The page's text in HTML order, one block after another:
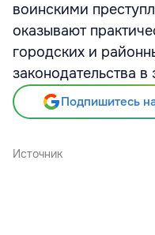
воинскими
оказывают
городских и
законодательства
Подпишитесь
Источник